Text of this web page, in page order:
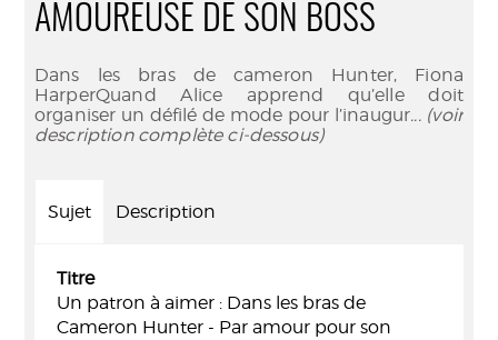
AMOUREUSE DE SON BOSS
Dans les bras de cameron Hunter, Fiona
HarperQuand Alice apprend qu’elle doit
organiser un défilé de mode pour l’inaugur... (voir
description complète ci-dessous)
Sujet Description
Titre
Un patron à aimer : Dans les bras de
Cameron Hunter - Par amour pour son